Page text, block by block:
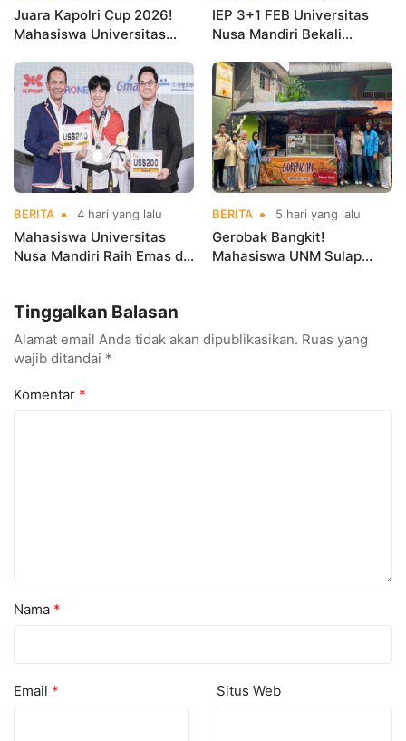
Juara Kapolri Cup 2026!
Mahasiswa Universitas
Nama Kampus di Kejurnas
Taekwondo
IEP 3+1 FEB Universitas
Nusa Mandiri Bekali
Kerja Sebelum Lulus
BERITA 4 hari yang lalu
Mahasiswa Universitas
Nusa Mandiri Raih Emas di
Championships 2026
BERITA 5 hari yang lalu
Gerobak Bangkit!
Mahasiswa UNM Sulap
Tinggalkan Balasan
Alamat email Anda tidak akan dipublikasikan. Ruas yang
wajib ditandai *
Komentar *
Nama *
Email * Situs Web